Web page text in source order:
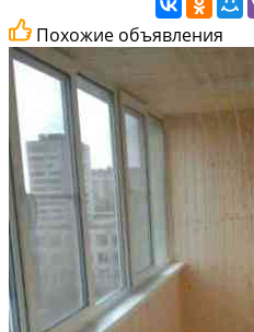
Похожие объявления